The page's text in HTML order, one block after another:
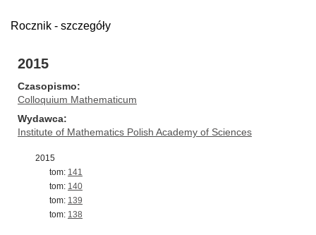
Rocznik - szczegóły
2015
Czasopismo
Colloquium Mathematicum
Wydawca
Institute of Mathematics Polish Academy of Sciences
2015
tom: 141
tom: 140
tom: 139
tom: 138